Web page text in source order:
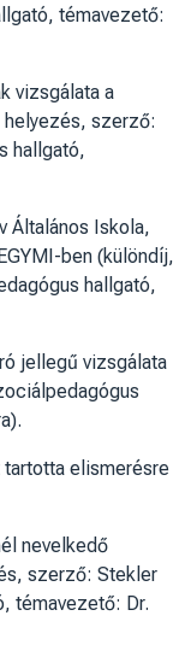
témavezető:
vizsgálata a
helyezés, szerző:
hallgató,
Általános Iskola,
ben (különdíj,
hallgató,
jellegű vizsgálata
elismerésre
nevelkedő
szerző: Stekler
témavezető: Dr.